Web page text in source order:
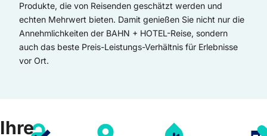
Produkte, die von Reisenden geschätzt werden und
echten Mehrwert bieten. Damit genießen Sie nicht nur die
Annehmlichkeiten der BAHN + HOTEL-Reise, sondern
auch das beste Preis-Leistungs-Verhältnis für Erlebnisse
vor Ort.
Ihre